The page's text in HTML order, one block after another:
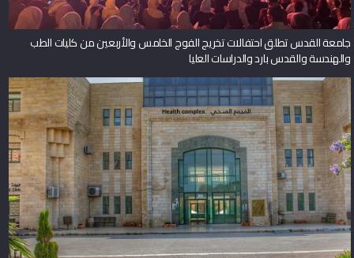
جامعة القدس تطلق احتفالات تخريج الفوج الخامس والأربعين من كليات الطب
والهندسة والقدس بارد والدراسات العليا